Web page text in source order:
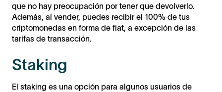
que no hay preocupación por tener que devolverlo.
Además, al vender, puedes recibir el 100% de tus
criptomonedas en forma de fiat, a excepción de las
tarifas de transacción.
Staking
El staking es una opción para algunos usuarios de